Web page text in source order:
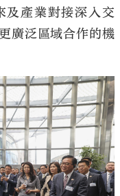
及產業對接深入交
廣泛區域合作的機